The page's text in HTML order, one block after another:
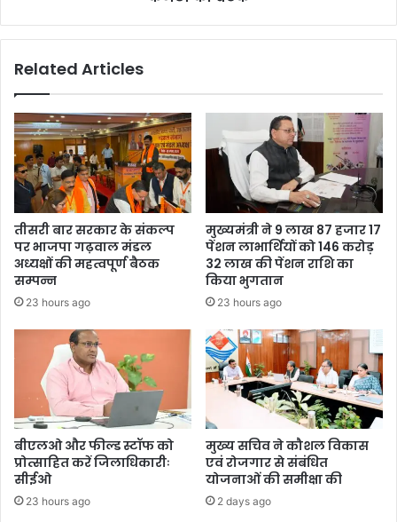
Related Articles
तीसरी बार सरकार के संकल्प
पर भाजपा गढ़वाल मंडल
अध्यक्षों की महत्वपूर्ण बैठक
सम्पन्न
23 hours ago
मुख्यमंत्री ने 9 लाख 87 हजार 17
पेंशन लाभार्थियों को 146 करोड़
32 लाख की पेंशन राशि का
किया भुगतान
23 hours ago
बीएलओ और फील्ड स्टॉफ को
प्रोत्साहित करें जिलाधिकारीः
सीईओ
23 hours ago
मुख्य सचिव ने कौशल विकास
एवं रोजगार से संबंधित
योजनाओं की समीक्षा की
2 days ago